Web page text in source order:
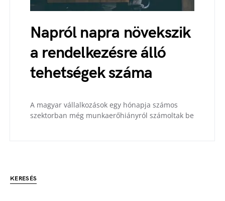
Napról napra növekszik
a rendelkezésre álló
tehetségek száma
A magyar vállalkozások egy hónapja számos
szektorban még munkaerőhiányról számoltak be
KERESÉS